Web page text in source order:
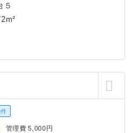
５
管理費 5,000円